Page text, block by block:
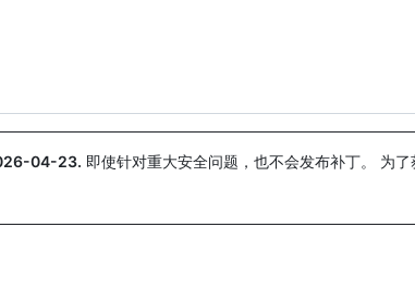
04-23. 即使针对重大安全问题，也不会发布补丁。 为